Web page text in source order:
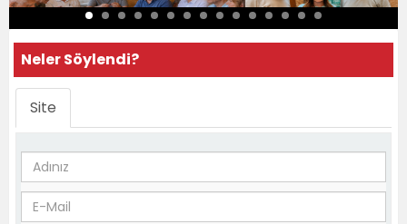
Neler Söylendi?
Site